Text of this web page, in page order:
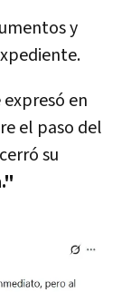
y
en
el paso del
su